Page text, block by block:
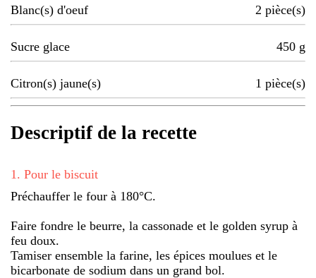
Blanc(s) d'oeuf
2 pièce(s)
Sucre glace 450 g
Citron(s) jaune(s) 1 pièce(s)
Descriptif de la recette
1 . Pour le biscuit
Préchauffer le four à 180°C.
Faire fondre le beurre, la cassonade et le golden syrup à
feu doux.
Tamiser ensemble la farine, les épices moulues et le
bicarbonate de sodium dans un grand bol.